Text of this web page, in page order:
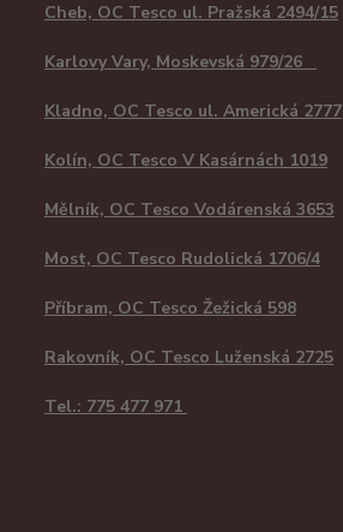
Cheb, OC Tesco ul. Pražská 2494/15
Karlovy Vary, Moskevská 979/26
Kladno, OC Tesco ul. Americká 2777
Kolín, OC Tesco V Kasárnách 1019
Mělník, OC Tesco Vodárenská 3653
Most, OC Tesco Rudolická 1706/4
Příbram, OC Tesco Žežická 598
Rakovník, OC Tesco Luženská 2725
Tel.: 775 477 971